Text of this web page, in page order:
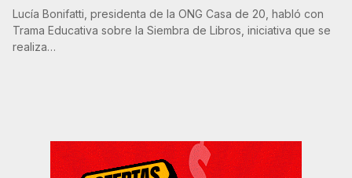
Lucía Bonifatti, presidenta de la ONG Casa de 20, habló con
Trama Educativa sobre la Siembra de Libros, iniciativa que se
realiza…